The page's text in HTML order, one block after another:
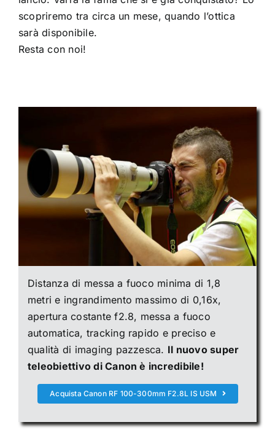
scopriremo tra circa un mese, quando l’ottica
sarà disponibile.
Resta con noi!
Distanza di messa a fuoco minima di 1,8
metri e ingrandimento massimo di 0,16x,
apertura costante f2.8, messa a fuoco
automatica, tracking rapido e preciso e
qualità di imaging pazzesca. Il nuovo super
teleobiettivo di Canon è incredibile!
Acquista Canon RF 100-300mm F2.8L IS USM